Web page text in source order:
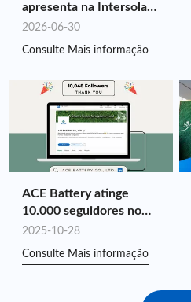
apresenta na Intersolar
Europe 2026:
Impulsionando o valor
do armazenamento de
por meio da sinergia de
toda a cadeia.
2026-06-30
Consulte Mais informação
ACE Battery atinge
10.000 seguidores no
LinkedIn!
2025-10-28
Consulte Mais informação